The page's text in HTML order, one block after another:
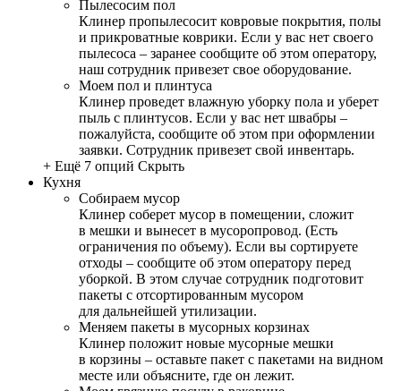
Пылесосим пол
Клинер пропылесосит ковровые покрытия, полы
и прикроватные коврики. Если у вас нет своего
пылесоса – заранее сообщите об этом оператору,
наш сотрудник привезет свое оборудование.
Моем пол и плинтуса
Клинер проведет влажную уборку пола и уберет
пыль с плинтусов. Если у вас нет швабры –
пожалуйста, сообщите об этом при оформлении
заявки. Сотрудник привезет свой инвентарь.
+ Ещё 7 опций Скрыть
Кухня
Собираем мусор
Клинер соберет мусор в помещении, сложит
в мешки и вынесет в мусоропровод. (Есть
ограничения по объему). Если вы сортируете
отходы – сообщите об этом оператору перед
уборкой. В этом случае сотрудник подготовит
пакеты с отсортированным мусором
для дальнейшей утилизации.
Меняем пакеты в мусорных корзинах
Клинер положит новые мусорные мешки
в корзины – оставьте пакет с пакетами на видном
месте или объясните, где он лежит.